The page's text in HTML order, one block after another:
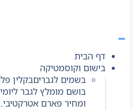
דף הבית
בישום וקוסמטיקה
בשמים לגבריםבקלין
בושם מומלץ לגבר
ומחיר פארם אטרקטיבי.